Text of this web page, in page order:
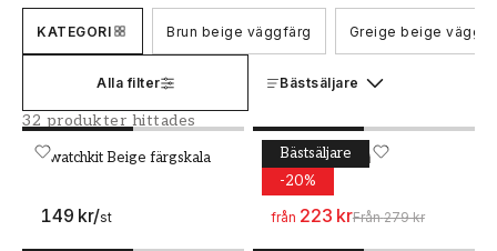
i de flesta rum och kan kombineras med en
mängd olika färger och stilar. Hos oss hittar du
som kan hjälpa dig att förverkliga dina
inredningsmål, oavsett om du föredrar en
klassisk eller modern look.
Beige färg - en mångsidig och tidlös
nyans
KATEGORI Brun beige väggfärg Greige beige
Alla filter Bästsäljare
32 produkter hittades
Swatchkit Beige färgskala
149 kr/st
Swatchkit Beige färgskala
Bästsäljare
-20%
WALLPASSION
Videung
från 223 krFrån 279 kr
Målarfärg - Kulör W3